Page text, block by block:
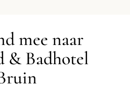
mee naar
& Badhotel